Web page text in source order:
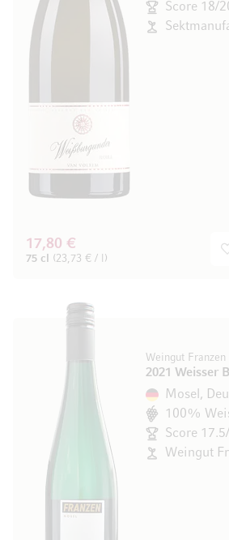
Score 18/
17,80 €
75 cl (23,73 € / l)
Weingut Franzen
2021 Weisser
Mosel,
100%
Score
Weingut